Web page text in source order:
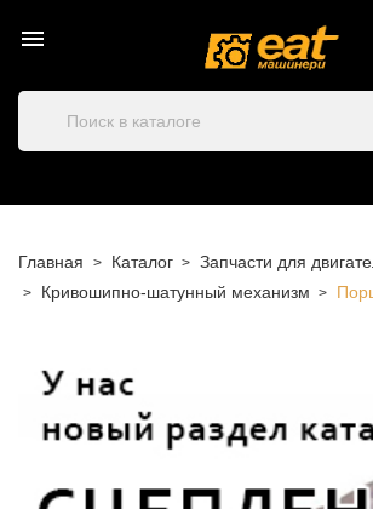

Главная Каталог Запчасти для
Кривошипно-шатунный механизм